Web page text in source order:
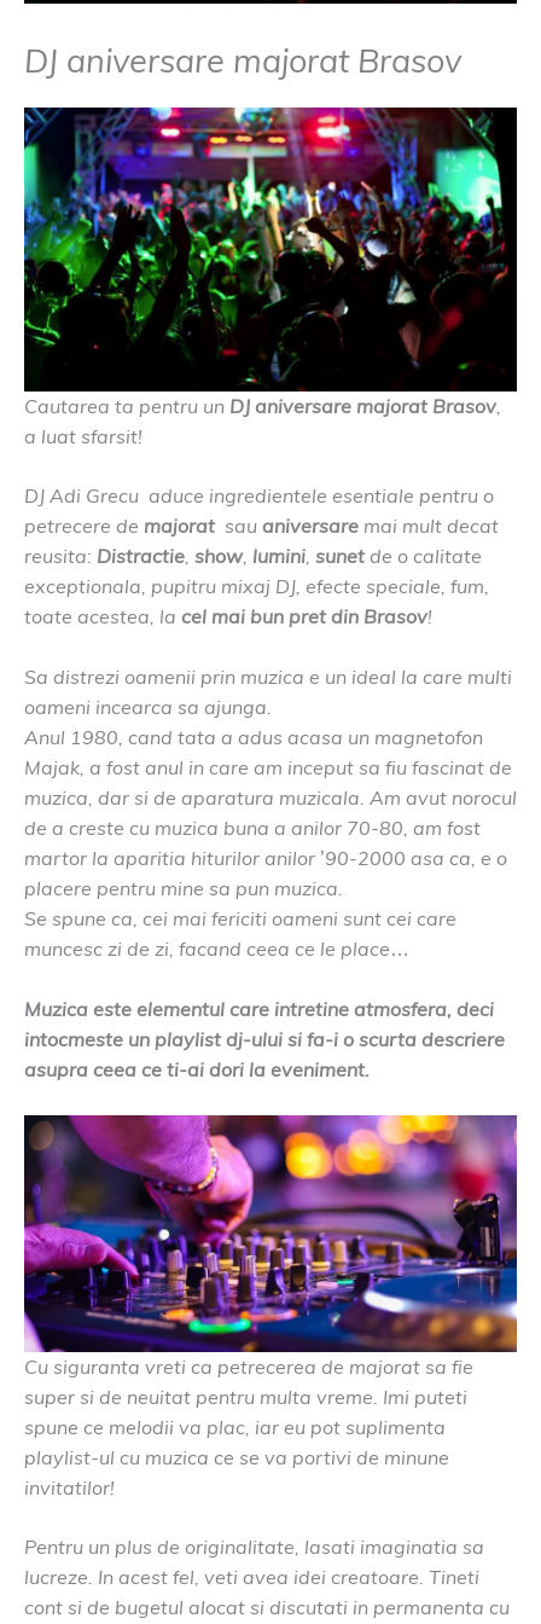
DJ aniversare majorat Brasov
Cautarea ta pentru un DJ aniversare majorat Brasov,
a luat sfarsit!
DJ Adi Grecu aduce ingredientele esentiale pentru o
petrecere de majorat sau aniversare mai mult decat
reusita: Distractie, show, lumini, sunet de o calitate
exceptionala, pupitru mixaj DJ, efecte speciale, fum,
toate acestea, la cel mai bun pret din Brasov!
Sa distrezi oamenii prin muzica e un ideal la care multi
oameni incearca sa ajunga.
Anul 1980, cand tata a adus acasa un magnetofon
Majak, a fost anul in care am inceput sa fiu fascinat de
muzica, dar si de aparatura muzicala. Am avut norocul
de a creste cu muzica buna a anilor 70-80, am fost
martor la aparitia hiturilor anilor ’90-2000 asa ca, e o
placere pentru mine sa pun muzica.
Se spune ca, cei mai fericiti oameni sunt cei care
muncesc zi de zi, facand ceea ce le place…
Muzica este elementul care intretine atmosfera, deci
intocmeste un playlist dj-ului si fa-i o scurta descriere
asupra ceea ce ti-ai dori la eveniment.
Cu siguranta vreti ca petrecerea de majorat sa fie
super si de neuitat pentru multa vreme. Imi puteti
spune ce melodii va plac, iar eu pot suplimenta
playlist-ul cu muzica ce se va portivi de minune
invitatilor!
Pentru un plus de originalitate, lasati imaginatia sa
lucreze. In acest fel, veti avea idei creatoare. Tineti
cont si de bugetul alocat si discutati in permanenta cu